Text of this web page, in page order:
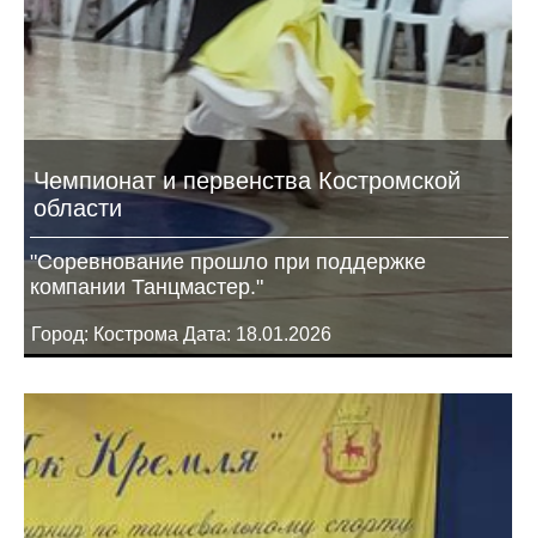
Чемпионат и первенства Костромской
области
"Соревнование прошло при поддержке
компании Танцмастер."
Город: Кострома Дата: 18.01.2026